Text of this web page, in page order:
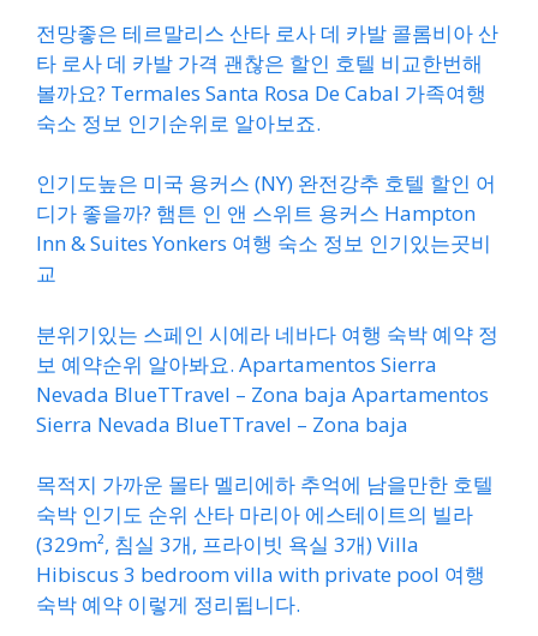
전망좋은 테르말리스 산타 로사 데 카발 콜롬비아 산
타 로사 데 카발 가격 괜찮은 할인 호텔 비교한번해
볼까요? Termales Santa Rosa De Cabal 가족여행
숙소 정보 인기순위로 알아보죠.
인기도높은 미국 용커스 (NY) 완전강추 호텔 할인 어
디가 좋을까? 햄튼 인 앤 스위트 용커스 Hampton
Inn & Suites Yonkers 여행 숙소 정보 인기있는곳비
교
분위기있는 스페인 시에라 네바다 여행 숙박 예약 정
보 예약순위 알아봐요. Apartamentos Sierra
Nevada BlueTTravel – Zona baja Apartamentos
Sierra Nevada BlueTTravel – Zona baja
목적지 가까운 몰타 멜리에하 추억에 남을만한 호텔
숙박 인기도 순위 산타 마리아 에스테이트의 빌라
(329m², 침실 3개, 프라이빗 욕실 3개) Villa
Hibiscus 3 bedroom villa with private pool 여행
숙박 예약 이렇게 정리됩니다.